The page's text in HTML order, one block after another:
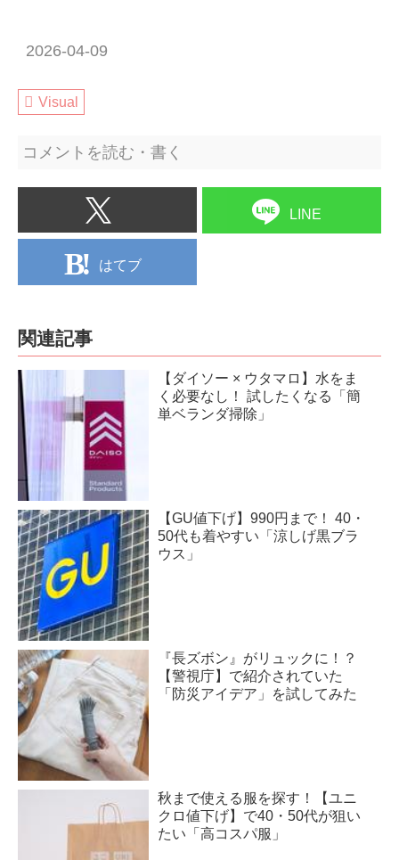
2026-04-09
Visual
コメントを読む・書く
LINE
はてブ
関連記事
【ダイソー × ウタマロ】水をま
く必要なし！ 試したくなる「簡
単ベランダ掃除」
【GU値下げ】990円まで！ 40・
50代も着やすい「涼しげ黒ブラ
ウス」
『長ズボン』がリュックに！？
【警視庁】で紹介されていた
「防災アイデア」を試してみた
秋まで使える服を探す！【ユニ
クロ値下げ】で40・50代が狙い
たい「高コスパ服」